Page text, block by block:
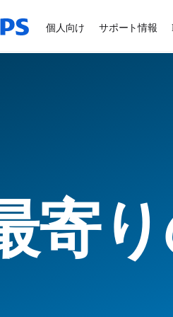
個人向け サポート情報
寄